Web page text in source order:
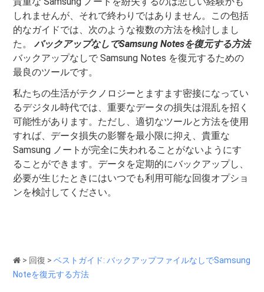
しれませんが、それで終わりではありません。この包括
的なガイドでは、次のような複数の方法を検討しまし
た。バックアップなしでSamsung Notesを復元する方法
バックアップなしで Samsung Notes を復元するための
最良のツールです。
私たちの生活がテクノロジーとますます密接になってい
るデジタル時代では、重要なデータの損失は混乱を招く
可能性があります。ただし、適切なツールと方法を使用
すれば、データ損失の影響を最小限に抑え、貴重な
Samsung ノートが完全に失われることがないようにす
ることができます。データを定期的にバックアップし、
必要が生じたときにはいつでも利用可能な回復オプショ
ンを検討してください。
> 回復 >ベストガイド: バックアップファイルなしでSamsung
Noteを復元する方法